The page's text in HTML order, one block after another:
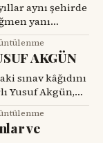
yanı
için bir
Hakan Alpay
bilim insanı ve
AKGÜN
Yusuf Akgün,
uçağı
spor
hangarlarına
ve